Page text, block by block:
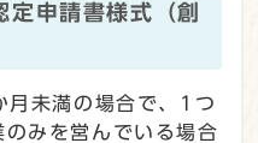
定申請書様式（創
未満の場合で、1つ
みを営んでいる場合